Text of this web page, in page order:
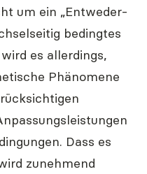
um ein „Entweder-
bedingtes
es allerdings,
Phänomene
Dass es
zunehmend